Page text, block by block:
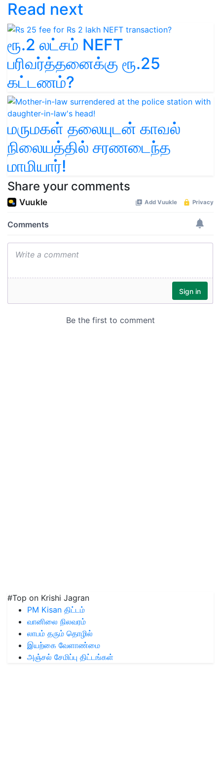
Read next
ரூ.2 லட்சம் NEFT
பரிவர்த்தனைக்கு ரூ.25
கட்டணம்?
மருமகள் தலையுடன் காவல்
நிலையத்தில் சரணடைந்த
மாமியார்!
Share your comments
#Top on Krishi Jagran
PM Kisan திட்டம்
வானிலை நிலவரம்
லாபம் தரும் தொழில்
இயற்கை வேளாண்மை
அஞ்சல் சேமிப்பு திட்டங்கள்